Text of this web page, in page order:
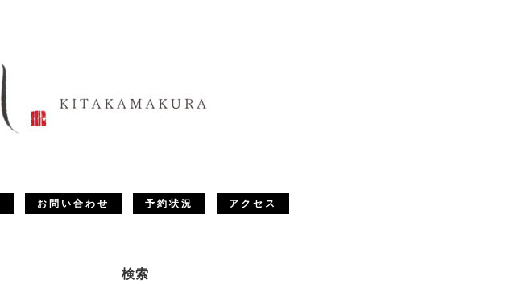
お問い合わせ 予約状況 アクセス
検索